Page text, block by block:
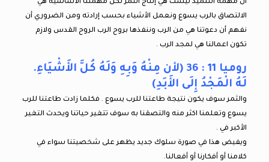
أن مهمة التلميذ ليست هي إنتاج الثمر لكن مهمتنا الأساسية هي
الالتصاق بالرب يسوع ونعمل الأشياء بحسب إرادته ومن الضروري أن
نفهم أن دعوتنا هي من الرب وننفذها بروح الرب الروح القدس ولازم
تكون اعمالنا هي لمجد الرب .
روميا 11 : 36 (لأن مِنْهُ وَبِهِ وَلَهُ كُلَّ الأَشْيَاءِ.
لَهُ الْمَجْدُ إِلَى الأَبَدِ)
والثمر سوف يكون نتيجة طاعتنا للرب يسوع . فكلما زادت طاعتنا للرب
يسوع وتعلمنا اكثر منه والتصقنا به سوف تتغير حياتنا ويحدث التغير
الأكبر في .
ويفيض هذا في صورة سلوك جديد يظهر على شخصيتنا سواء في
كلامنا أو أفكارنا أو أفعالنا.